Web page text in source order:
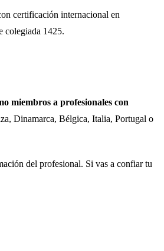
certificación internacional en
colegiada 1425.
miembros a profesionales con
Dinamarca, Bélgica, Italia, Portugal o
del profesional. Si vas a confiar tu